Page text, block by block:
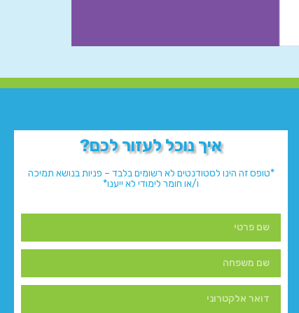
איך נוכל לעזור לכם?
*טופס זה הינו לסטודנטים לא רשומים בלבד – פניות בנושא תמיכה
ו/או חומר לימודי לא ייענו*